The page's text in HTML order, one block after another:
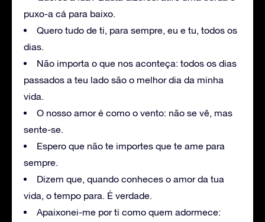
puxo-a cá para baixo.
Quero tudo de ti, para sempre, eu e tu, todos os
dias.
Não importa o que nos aconteça: todos os dias
passados a teu lado são o melhor dia da minha
vida.
O nosso amor é como o vento: não se vê, mas
sente-se.
Espero que não te importes que te ame para
sempre.
Dizem que, quando conheces o amor da tua
vida, o tempo para. É verdade.
Apaixonei-me por ti como quem adormece: